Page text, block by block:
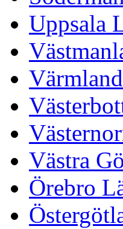
Uppsala
Västra
Örebro